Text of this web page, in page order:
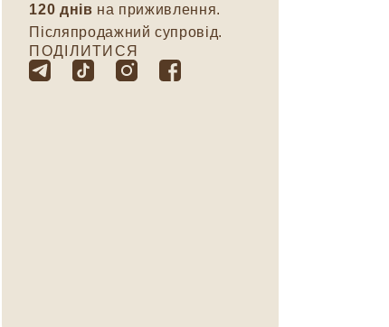
120 днів на приживлення.
Післяпродажний супровід.
ПОДІЛИТИСЯ